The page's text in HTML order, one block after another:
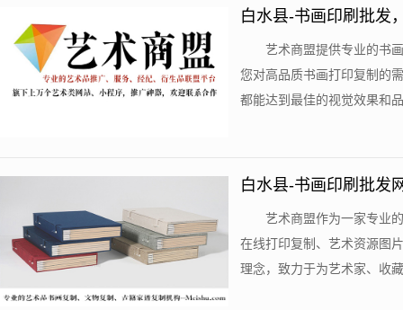
白水县-书画印刷批发
艺术商盟提供专业的书
您对高品质书画打印复制的
都能达到最佳的视觉效果和
白水县-书画印刷批发
艺术商盟作为一家专业
在线打印复制、艺术资源图
理念，致力于为艺术家、收